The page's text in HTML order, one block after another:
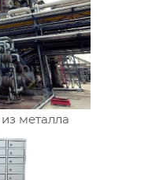
металла